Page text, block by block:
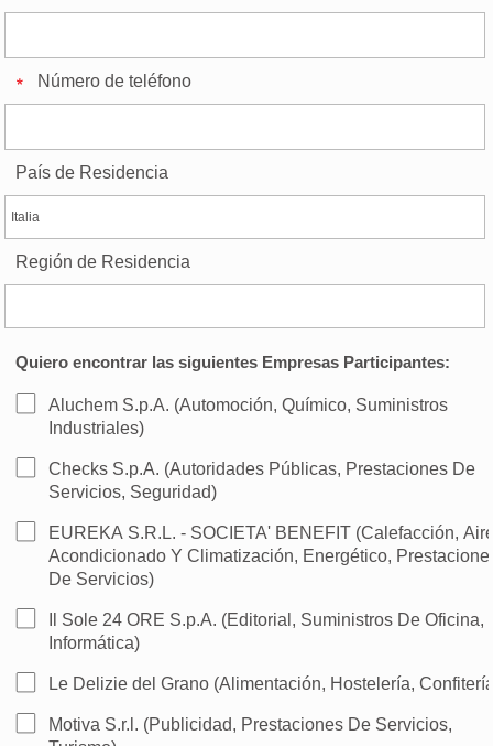
Número de teléfono
País de Residencia
Región de Residencia
Quiero encontrar las siguientes Empresas Participantes:
Aluchem S.p.A. (Automoción, Químico, Suministros
Industriales)
Checks S.p.A. (Autoridades Públicas, Prestaciones De
Servicios, Seguridad)
EUREKA S.R.L. - SOCIETA' BENEFIT (Calefacción,
Acondicionado Y Climatización, Energético,
De Servicios)
Il Sole 24 ORE S.p.A. (Editorial, Suministros De Oficina,
Informática)
Le Delizie del Grano (Alimentación, Hostelería,
Motiva S.r.l. (Publicidad, Prestaciones De Servicios,